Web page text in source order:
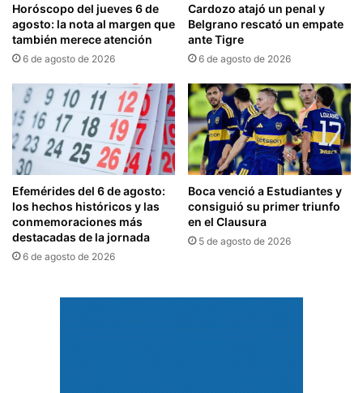
Horóscopo del jueves 6 de
agosto: la nota al margen que
también merece atención
6 de agosto de 2026
Cardozo atajó un penal y
Belgrano rescató un empate
ante Tigre
6 de agosto de 2026
Efemérides del 6 de agosto:
los hechos históricos y las
conmemoraciones más
destacadas de la jornada
6 de agosto de 2026
Boca venció a Estudiantes y
consiguió su primer triunfo
en el Clausura
5 de agosto de 2026